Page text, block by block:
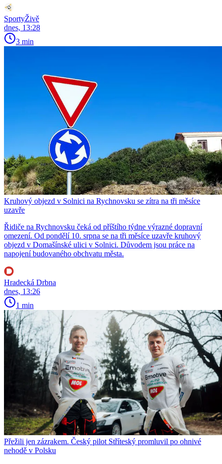
SportyŽivě
dnes, 13:28
3 min
Kruhový objezd v Solnici na Rychnovsku se zítra na tři měsíce
uzavře
Řidiče na Rychnovsku čeká od příštího týdne výrazné dopravní
omezení. Od pondělí 10. srpna se na tři měsíce uzavře kruhový
objezd v Domašínské ulici v Solnici. Důvodem jsou práce na
napojení budovaného obchvatu města.
Hradecká Drbna
dnes, 13:26
1 min
Přežili jen zázrakem. Český pilot Stříteský promluvil po ohnivé
nehodě v Polsku